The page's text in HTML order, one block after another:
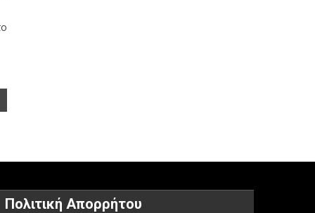
Πολιτική Απορρήτου